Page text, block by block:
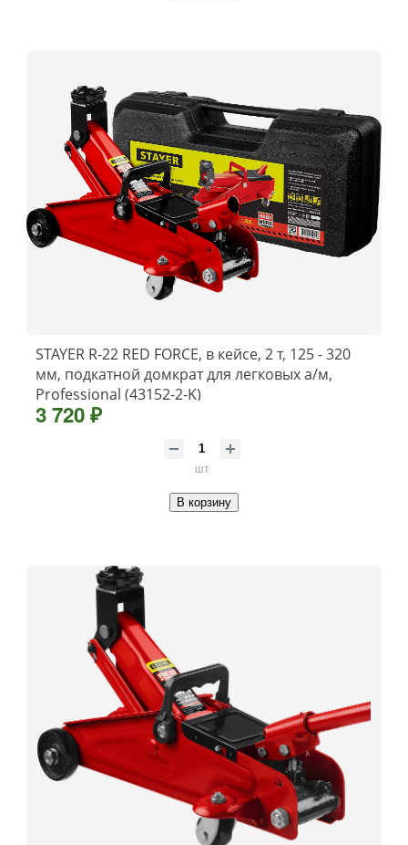
STAYER R-22 RED FORCE, в кейсе, 2 т, 125 - 320
мм, подкатной домкрат для легковых а/м,
Professional (43152-2-K)
3 720 ₽
шт
В корзину